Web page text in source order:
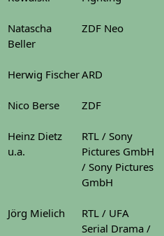
Natascha
Beller
ZDF Neo
Herwig FischerARD
Nico Berse ZDF
Heinz Dietz
u.a.
RTL / Sony
Pictures GmbH
/ Sony Pictures
GmbH
Jörg Mielich
RTL / UFA
Serial Drama /